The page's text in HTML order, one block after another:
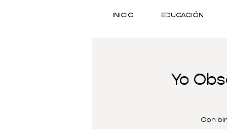
INICIO EDUCACIÓN
Yo
Con